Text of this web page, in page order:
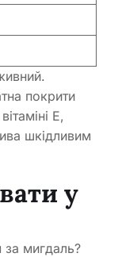
покрити
E,
шкідливим
у
мигдаль?